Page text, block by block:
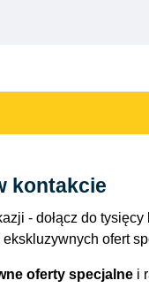
kontakcie
- dołącz do
ekskluzywnych ofert
oferty specjalne i